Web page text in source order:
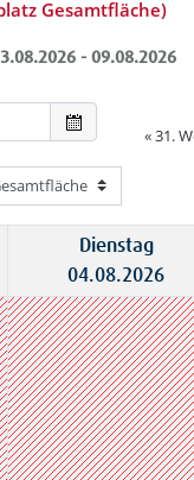
Gesamtfläche)
- 09.08.2026
«31.
Dienstag
04.08.2026